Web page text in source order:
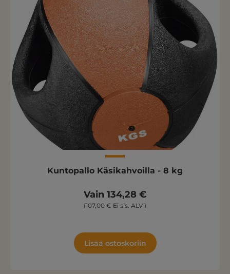
Kuntopallo Käsikahvoilla - 8 kg
Vain 134,28 €
(107,00 € Ei sis. ALV )
Lisää ostoskoriin